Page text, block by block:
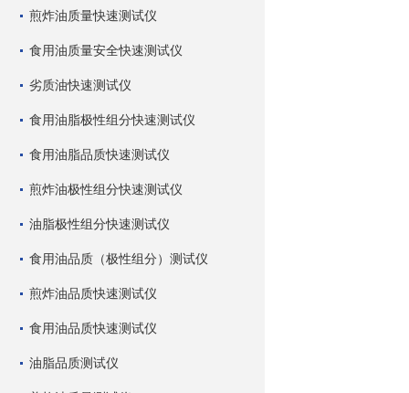
煎炸油质量快速测试仪
食用油质量安全快速测试仪
劣质油快速测试仪
食用油脂极性组分快速测试仪
食用油脂品质快速测试仪
煎炸油极性组分快速测试仪
油脂极性组分快速测试仪
食用油品质（极性组分）测试仪
煎炸油品质快速测试仪
食用油品质快速测试仪
油脂品质测试仪